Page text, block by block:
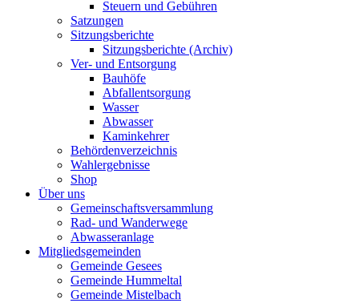
Steuern und Gebühren
Satzungen
Sitzungsberichte
Sitzungsberichte (Archiv)
Ver- und Entsorgung
Bauhöfe
Abfallentsorgung
Wasser
Abwasser
Kaminkehrer
Behördenverzeichnis
Wahlergebnisse
Shop
Über uns
Gemeinschaftsversammlung
Rad- und Wanderwege
Abwasseranlage
Mitgliedsgemeinden
Gemeinde Gesees
Gemeinde Hummeltal
Gemeinde Mistelbach